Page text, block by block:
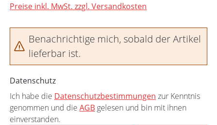
Preise inkl. MwSt. zzgl. Versandkosten
Benachrichtige mich, sobald der Artikel
lieferbar ist.
Datenschutz
Ich habe die Datenschutzbestimmungen zur Kenntnis
genommen und die AGB gelesen und bin mit ihnen
einverstanden.